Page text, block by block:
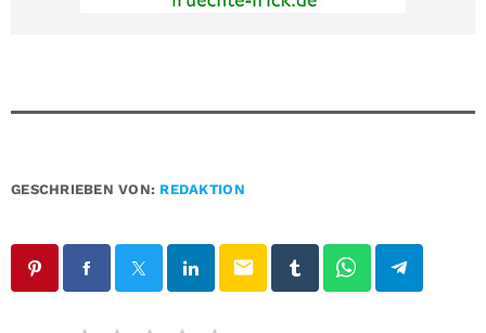
GESCHRIEBEN VON: REDAKTION
email